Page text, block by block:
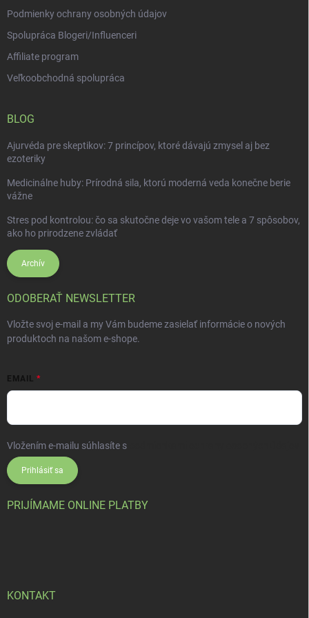
Podmienky ochrany osobných údajov
Spolupráca Blogeri/Influenceri
Affiliate program
Veľkoobchodná spolupráca
BLOG
Ajurvéda pre skeptikov: 7 princípov, ktoré dávajú zmysel aj bez
ezoteriky
Medicinálne huby: Prírodná sila, ktorú moderná veda konečne berie
vážne
Stres pod kontrolou: čo sa skutočne deje vo vašom tele a 7 spôsobov,
ako ho prirodzene zvládať
Archív
ODOBERAŤ NEWSLETTER
Vložte svoj e-mail a my Vám budeme zasielať informácie o nových
produktoch na našom e-shope.
EMAIL
Vložením e-mailu súhlasíte s
Prihlásiť sa
PRIJÍMAME ONLINE PLATBY
KONTAKT